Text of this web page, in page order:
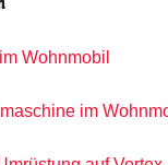
Wohnmobil
im